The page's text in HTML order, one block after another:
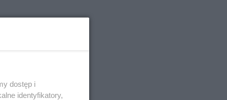
dostęp i
identyfikatory,